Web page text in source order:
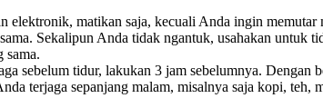
elektronik, matikan saja, kecuali Anda ingin memutar
Sekalipun Anda tidak ngantuk, usahakan untuk
sama.
sebelum tidur, lakukan 3 jam sebelumnya.
terjaga sepanjang malam, misalnya saja kopi,